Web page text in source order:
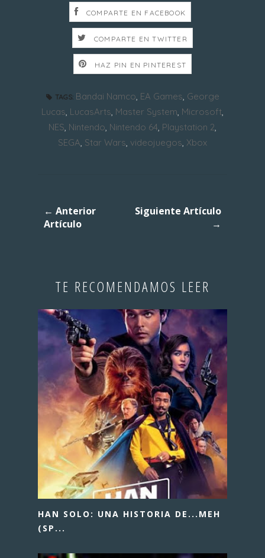
COMPARTE EN FACEBOOK
COMPARTE EN TWITTER
HAZ PIN EN PINTEREST
TAGS: Bandai Namco, EA Games, George
Lucas, LucasArts, Master System, Microsoft,
NES, Nintendo, Nintendo 64, Playstation 2,
SEGA, Star Wars, videojuegos, Xbox
← Anterior
Artículo
Siguiente Artículo
→
TE RECOMENDAMOS LEER
HAN SOLO: UNA HISTORIA DE...MEH
(SP...